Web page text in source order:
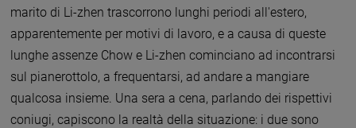
marito di Li-zhen trascorrono lunghi periodi all'estero,
apparentemente per motivi di lavoro, e a causa di queste
lunghe assenze Chow e Li-zhen cominciano ad incontrarsi
sul pianerottolo, a frequentarsi, ad andare a mangiare
qualcosa insieme. Una sera a cena, parlando dei rispettivi
coniugi, capiscono la realtà della situazione: i due sono